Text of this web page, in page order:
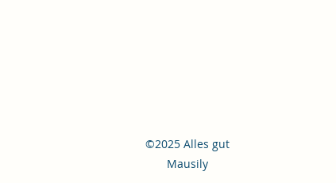
©2025 Alles gut
Mausily